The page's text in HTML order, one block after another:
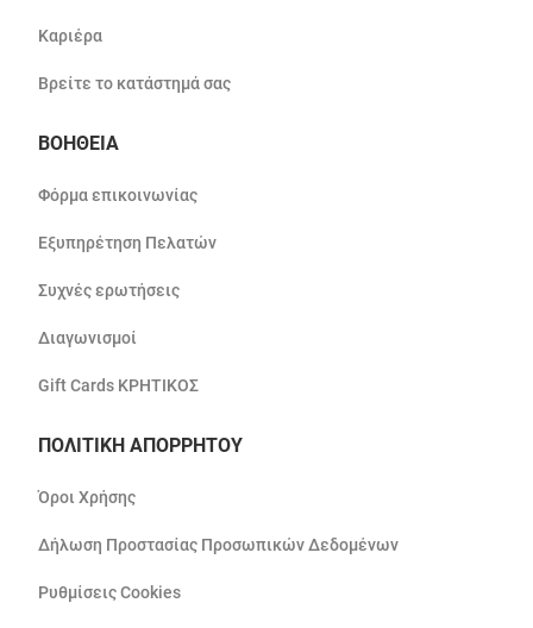
Καριέρα
Βρείτε το κατάστημά σας
ΒΟΗΘΕΙΑ
Φόρμα επικοινωνίας
Εξυπηρέτηση Πελατών
Συχνές ερωτήσεις
Διαγωνισμοί
Gift Cards ΚΡΗΤΙΚΟΣ
ΠΟΛΙΤΙΚΗ ΑΠΟΡΡΗΤΟΥ
Όροι Χρήσης
Δήλωση Προστασίας Προσωπικών Δεδομένων
Ρυθμίσεις Cookies